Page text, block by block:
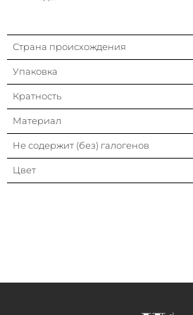
Страна происхождения
Упаковка
Кратность
Материал
Не содержит (без) галогенов
Цвет